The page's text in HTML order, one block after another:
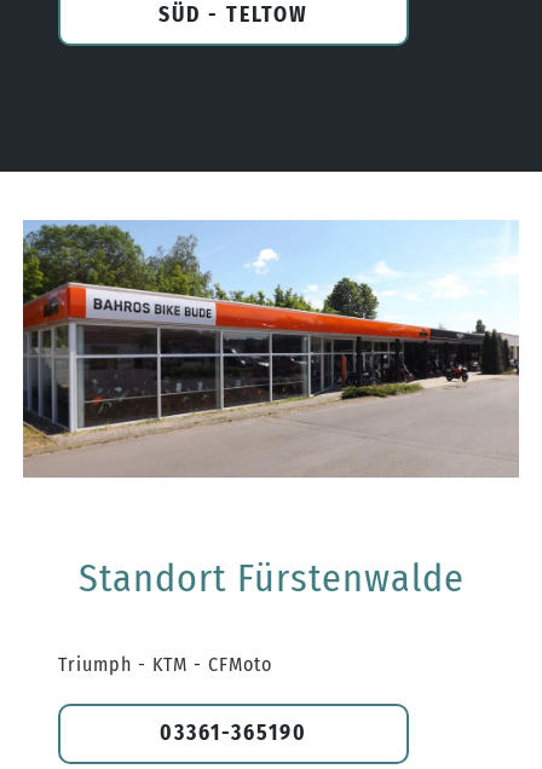
SÜD - TELTOW
Standort Fürstenwalde
Triumph - KTM - CFMoto
03361-365190